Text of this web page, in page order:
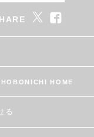
HOBONICHI HOME
る